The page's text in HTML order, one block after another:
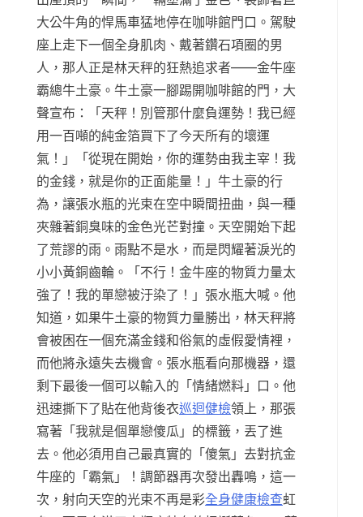
大公牛角的悍馬車猛地停在咖啡館門口。駕駛
座上走下一個全身肌肉、戴著鑽石項圈的男
人，那人正是林天秤的狂熱追求者——金牛座
霸總牛土豪。牛土豪一腳踢開咖啡館的門，大
聲宣布：「天秤！別管那什麼負運勢！我已經
用一百噸的純金箔買下了今天所有的壞運
氣！」「從現在開始，你的運勢由我主宰！我
的金錢，就是你的正面能量！」牛土豪的行
為，讓張水瓶的光束在空中瞬間扭曲，與一種
夾雜著銅臭味的金色光芒對撞。天空開始下起
了荒謬的雨。雨點不是水，而是閃耀著淚光的
小小黃銅齒輪。「不行！金牛座的物質力量太
強了！我的單戀被汙染了！」張水瓶大喊。他
知道，如果牛土豪的物質力量勝出，林天秤將
會被困在一個充滿金錢和俗氣的虛假愛情裡，
而他將永遠失去機會。張水瓶看向那機器，還
剩下最後一個可以輸入的「情緒燃料」口。他
迅速撕下了貼在他背後衣巡迴健檢領上，那張
寫著「我就是個單戀傻瓜」的標籤，丟了進
去。他必須用自己最真實的「傻氣」去對抗金
牛座的「霸氣」！調節器再次發出轟鳴，這一
次，射向天空的光束不再是彩全身健康檢查虹